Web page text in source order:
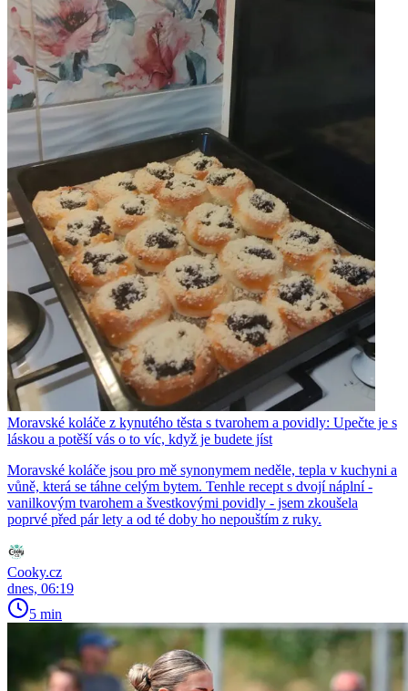
Moravské koláče z kynutého těsta s tvarohem a povidly: Upečte je s
láskou a potěší vás o to víc, když je budete jíst
Moravské koláče jsou pro mě synonymem neděle, tepla v kuchyni a
vůně, která se táhne celým bytem. Tenhle recept s dvojí náplní -
vanilkovým tvarohem a švestkovými povidly - jsem zkoušela
poprvé před pár lety a od té doby ho nepouštím z ruky.
Cooky.cz
dnes, 06:19
5 min